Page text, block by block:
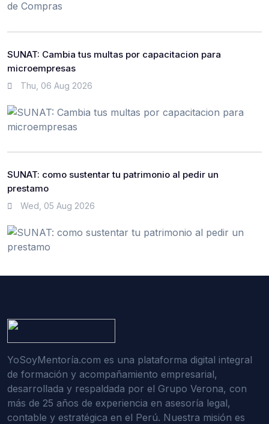
SUNAT: Cambia tus multas por capacitacion para
microempresas
Thu, 06 Aug 2026
SUNAT: como sustentar tu patrimonio al pedir un
prestamo
Wed, 05 Aug 2026
YoSoyMentoría.com es una plataforma digital integral
de formación y acompañamiento empresarial,
desarrollada y respaldada por el Grupo Verona, con
más de 25 años de experiencia en asesoría legal,
contable y estratégica en el Perú. Nuestra misión es